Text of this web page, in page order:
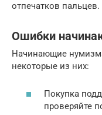
отпечатков пальцев.
Ошибки
Начинающие
некоторые из них:
Покупка
проверяйте